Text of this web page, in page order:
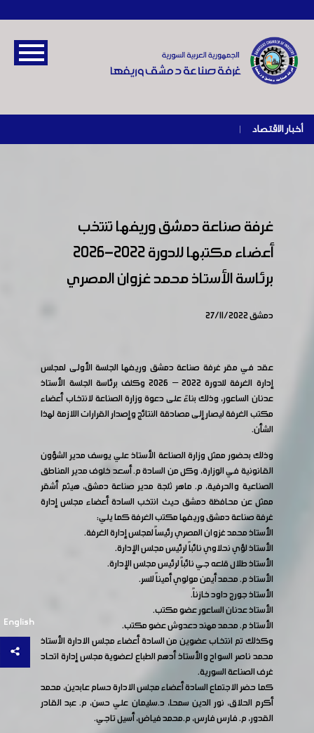
أخبار الاقتصاد |
English
غرفة صناعة دمشق وريفها تنتخب
أعضاء مكتبها للدورة 2022-2026
برئاسة الأستاذ محمد غزوان المصري
دمشق 27/11/2022
عقد في مقر غرفة صناعة دمشق وريفها الجلسة الأولى لمجلس
إدارة الغرفة للدورة 2022 – 2026 وكلف برئاسة الجلسة الأستاذ
عدنان الساعور، وذلك بناءً على دعوة وزارة الصناعة لانتخاب أعضاء
مكتب الغرفة ليصار إلى مصادقة النتائج وإصدار القرارات اللازمة لهذا
الشأن.
وذلك بحضور ممثل وزارة الصناعة الأستاذ علي يوسف مدير الشؤون
القانونية في الوزارة، وكل من السادة م. أسعد خلوف مدير المناطق
الصناعية والحرفية، م. ماهر ثلجة مدير صناعة دمشق، هيثم أشقر
ممثل عن محافظة دمشق حيث انتخب السادة أعضاء مجلس إدارة
غرفة صناعة دمشق وريفها مكتب الغرفة كما يلي:
الأستاذ محمد غزوان المصري رئيساً لمجلس إدارة الغرفة.
الأستاذ لؤي نحلاوي نائباً لرئيس مجلس الإدارة.
الأستاذ طلال قلعه جي نائباً لرئيس مجلس الإدارة.
الأستاذ م. محمد أيمن مولوي أميناً للسر.
الأستاذ جورج داود خازناً.
الأستاذ عدنان الساعور عضو مكتب.
الأستاذ م. محمد مهند دعدوش عضو مكتب.
وكذلك تم انتخاب عضوين من السادة أعضاء مجلس الادارة الأستاذ
محمد ناصر السواح والأستاذ أدهم الطباع لعضوية مجلس إدارة اتحاد
غرف الصناعة السورية.
كما حضر الاجتماع السادة أعضاء مجلس الادارة حسام عابدين، محمد
أكرم الحلاق، نور الدين سمحا، د.سليمان علي حسن، م. عبد القادر
القدور، م. فارس فارس، م.محمد فياض، أسيل تاجي.